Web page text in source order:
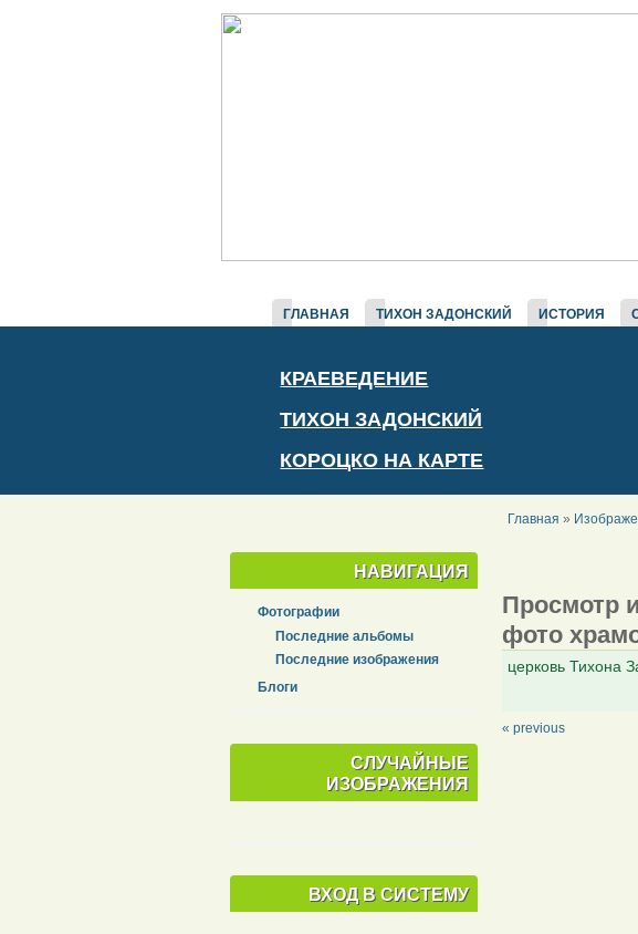
ГЛАВНАЯ ТИХОН ЗАДОНСКИЙ ИСТОРИЯ
КРАЕВЕДЕНИЕ
ТИХОН ЗАДОНСКИЙ
КОРОЦКО НА КАРТЕ
Главная »
НАВИГАЦИЯ
Фотографии
Последние альбомы
Последние изображения
Блоги
СЛУЧАЙНЫЕ
ИЗОБРАЖЕНИЯ
ВХОД В СИСТЕМУ
Просмотр
фото
церковь Тихона
« previous